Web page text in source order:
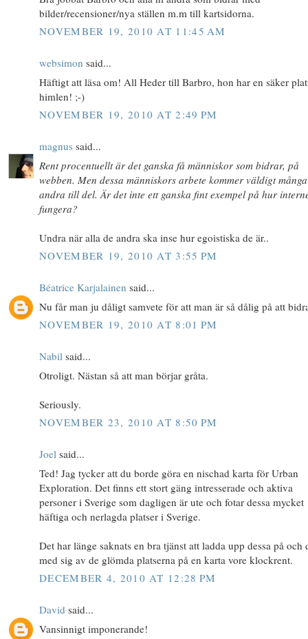
bilder/recensioner/nya ställen m.m till kartsidorna.
NOVEMBER 19, 2010 AT 11:45 AM
websimon said...
Häftigt att läsa om! All Heder till Barbro, hon har en säker
himlen! ;-)
NOVEMBER 19, 2010 AT 2:49 PM
magnus said...
Rent procentuellt är det ganska få människor som bidrar, på
webben. Men dessa människors arbete kommer väldigt många
andra till del. Är det inte ett ganska fint exempel på hur
fungera?
Undra när alla de andra ska inse hur egoistiska de är..
NOVEMBER 19, 2010 AT 3:55 PM
Béatrice Karjalainen said...
Nu får man ju dåligt samvete för att man är så dålig på att
NOVEMBER 19, 2010 AT 8:01 PM
Nabil said...
Otroligt. Nästan så att man börjar gråta.
Seriously.
NOVEMBER 23, 2010 AT 8:50 PM
Joel said...
Ted! Jag tycker att du borde göra en nischad karta för Urban
Exploration. Det finns ett stort gäng intresserade och aktiva
personer i Sverige som dagligen är ute och fotar dessa mycket
häftiga och nerlagda platser i Sverige.
Det har länge saknats en bra tjänst att ladda upp dessa på och
med sig av de glömda platserna på en karta vore klockrent.
DECEMBER 4, 2010 AT 12:28 PM
David said...
Vansinnigt imponerande!